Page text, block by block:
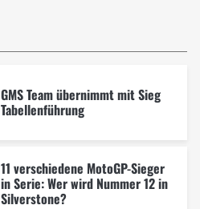
GMS Team übernimmt mit Sieg
Tabellenführung
11 verschiedene MotoGP-Sieger
in Serie: Wer wird Nummer 12 in
Silverstone?